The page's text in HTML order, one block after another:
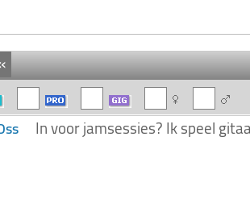
In voor jamsessies? Ik speel